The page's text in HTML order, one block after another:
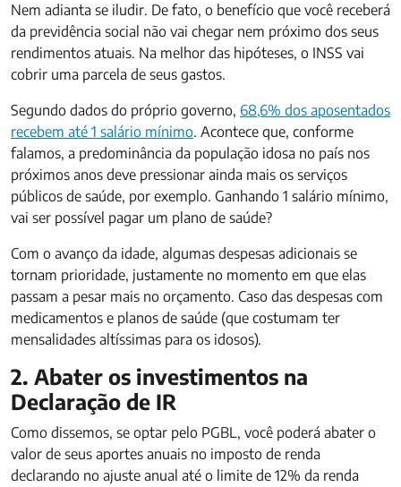
Nem adianta se iludir. De fato, o benefício que você receberá
da previdência social não vai chegar nem próximo dos seus
rendimentos atuais. Na melhor das hipóteses, o INSS vai
cobrir uma parcela de seus gastos.
Segundo dados do próprio governo, 68,6% dos aposentados
recebem até 1 salário mínimo. Acontece que, conforme
falamos, a predominância da população idosa no país nos
próximos anos deve pressionar ainda mais os serviços
públicos de saúde, por exemplo. Ganhando 1 salário mínimo,
vai ser possível pagar um plano de saúde?
Com o avanço da idade, algumas despesas adicionais se
tornam prioridade, justamente no momento em que elas
passam a pesar mais no orçamento. Caso das despesas com
medicamentos e planos de saúde (que costumam ter
mensalidades altíssimas para os idosos).
2. Abater os investimentos na
Declaração de IR
Como dissemos, se optar pelo PGBL, você poderá abater o
valor de seus aportes anuais no imposto de renda
declarando no ajuste anual até o limite de 12% da renda